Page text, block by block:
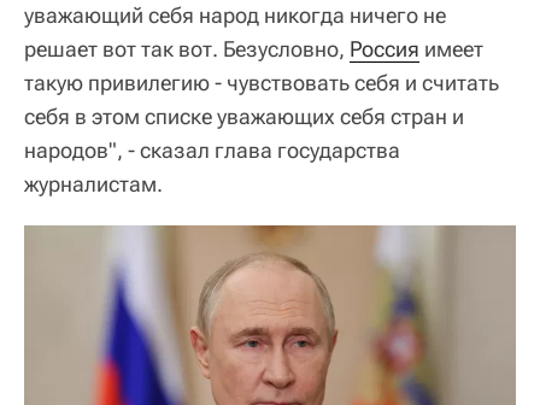
уважающий себя народ никогда ничего не
решает вот так вот. Безусловно, Россия имеет
такую привилегию - чувствовать себя и считать
себя в этом списке уважающих себя стран и
народов", - сказал глава государства
журналистам.